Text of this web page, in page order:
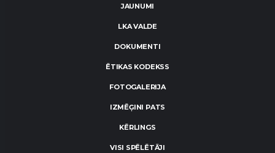
JAUNUMI
LKA VALDE
DOKUMENTI
ĒTIKAS KODEKSS
FOTOGALERIJA
IZMĒĢINI PATS
KĒRLINGS
VISI SPĒLĒTĀJI